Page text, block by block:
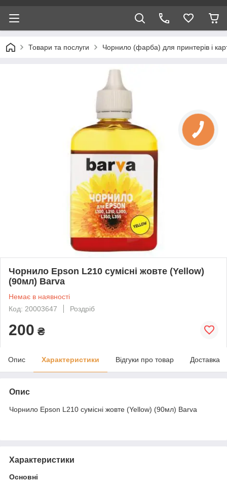
Товари та послуги Чорнило (фарба) для принтерів і
Чорнило Epson L210 сумісні жовте (Yellow)
(90мл) Barva
Немає в наявності
Код: 20003647
Роздріб
200 ₴
Опис Характеристики Відгуки про товар Доставка
Опис
Чорнило Epson L210 сумісні жовте (Yellow) (90мл) Barva
Характеристики
Основні
КНОПКА
ЗВ'ЯЗКУ